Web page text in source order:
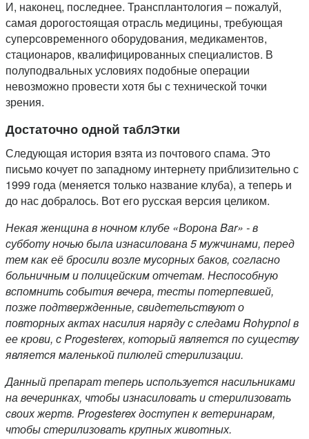
И, наконец, последнее. Трансплантология – пожалуй,
самая дорогостоящая отрасль медицины, требующая
суперсовременного оборудования, медикаментов,
стационаров, квалифицированных специалистов. В
полуподвальных условиях подобные операции
невозможно провести хотя бы с технической точки
зрения.
Достаточно одной таблЭтки
Следующая история взята из почтового спама. Это
письмо кочует по западному интернету приблизительно с
1999 года (меняется только название клуба), а теперь и
до нас добралось. Вот его русская версия целиком.
Некая женщина в ночном клубе «Ворона Bar» - в
субботу ночью была изнасилована 5 мужчинами, перед
тем как её бросили возле мусорных баков, согласно
больничным и полицейским отчетам. Неспособную
вспомнить события вечера, тесты потерпевшей,
позже подтвержденные, свидетельствуют о
повторных актах насилия наряду с следами Rohypnol в
ее крови, с Progesterex, который является по существу
является маленькой пилюлей стерилизации.
Данный препарат теперь используется насильниками
на вечеринках, чтобы изнасиловать и стерилизовать
своих жертв. Progesterex доступен к ветеринарам,
чтобы стерилизовать крупных животных.